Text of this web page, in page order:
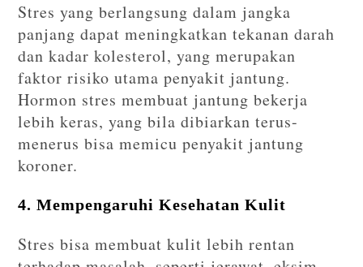
Stres yang berlangsung dalam jangka
panjang dapat meningkatkan tekanan darah
dan kadar kolesterol, yang merupakan
faktor risiko utama penyakit jantung.
Hormon stres membuat jantung bekerja
lebih keras, yang bila dibiarkan terus-
menerus bisa memicu penyakit jantung
koroner.
4. Mempengaruhi Kesehatan Kulit
Stres bisa membuat kulit lebih rentan